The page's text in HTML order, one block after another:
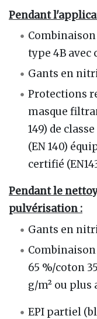
Pendant
type 4B avec
Gants en
Protections
masque
149) de
(EN 140)
certifié
Pendant le
pulvérisation :
Gants en
65 %/coton
g/m² ou
EPI partiel